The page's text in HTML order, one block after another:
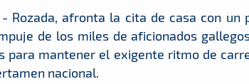
Rozada, afronta la cita de casa con un
de los miles de aficionados
para mantener el exigente ritmo de
nacional.